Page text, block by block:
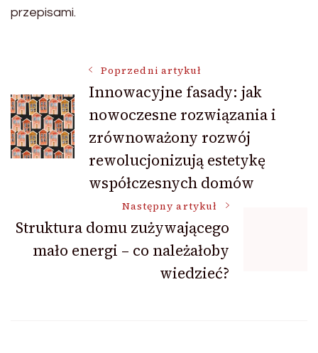
przepisami.
Nawigacja
wpisu
Poprzedni artykuł
Innowacyjne fasady: jak
nowoczesne rozwiązania i
zrównoważony rozwój
rewolucjonizują estetykę
współczesnych domów
Następny artykuł
Struktura domu zużywającego
mało energi – co należałoby
wiedzieć?